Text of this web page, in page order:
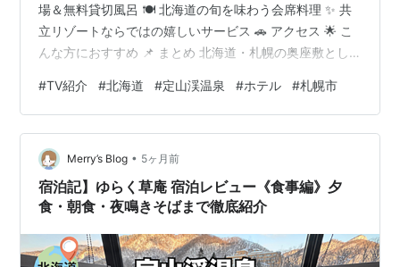
場＆無料貸切風呂 🍽 北海道の旬を味わう会席料理 ✨ 共
立リゾートならではの嬉しいサービス 🚗 アクセス 🌟 こ
んな方におすすめ 📌 まとめ 北海道・札幌の奥座敷とし
谷の自然に囲まれた静かな環境で、温泉・食事・和のく
つろぎを満喫できる温泉宿です。全国で人気のドーミー
インやリゾートホテルを展開する共立リゾートが手がけ
る宿で、全室天然温泉風呂付きという贅沢な設計が大き
な魅力。館内では湯めぐりや北海道の旬の料理を楽しみ
ながら、ゆったりとし…
#TV紹介 #北海道 #定山渓温泉 #ホテル #札幌市
Merry’s Blog • 5ヶ月前
宿泊記】ゆらく草庵 宿泊レビュー《食事編》夕
食・朝食・夜鳴きそばまで徹底紹介